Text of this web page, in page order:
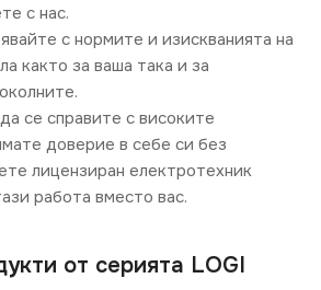
с нас.
с нормите и изискванията на
както за ваша така и за
се справите с високите
доверие в себе си без
лицензиран електротехник
работа вместо вас.
от серията LOGI